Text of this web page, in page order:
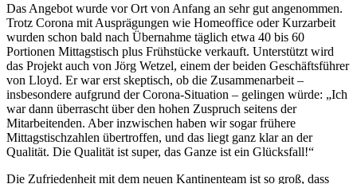
Das Angebot wurde vor Ort von Anfang an sehr gut angenommen.
Trotz Corona mit Ausprägungen wie Homeoffice oder Kurzarbeit
wurden schon bald nach Übernahme täglich etwa 40 bis 60
Portionen Mittagstisch plus Frühstücke verkauft. Unterstützt wird
das Projekt auch von Jörg Wetzel, einem der beiden Geschäftsführer
von Lloyd. Er war erst skeptisch, ob die Zusammenarbeit –
insbesondere aufgrund der Corona-Situation – gelingen würde: „Ich
war dann überrascht über den hohen Zuspruch seitens der
Mitarbeitenden. Aber inzwischen haben wir sogar frühere
Mittagstischzahlen übertroffen, und das liegt ganz klar an der
Qualität. Die Qualität ist super, das Ganze ist ein Glücksfall!“
Die Zufriedenheit mit dem neuen Kantinenteam ist so groß, dass